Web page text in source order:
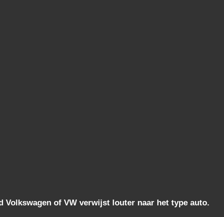
Volkswagen of VW verwijst louter naar het type auto.